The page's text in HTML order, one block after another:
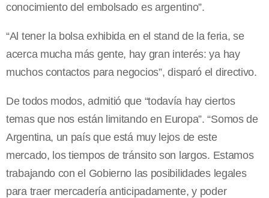
conocimiento del embolsado es argentino”.
“Al tener la bolsa exhibida en el stand de la feria, se
acerca mucha más gente, hay gran interés: ya hay
muchos contactos para negocios”, disparó el directivo.
De todos modos, admitió que “todavía hay ciertos
temas que nos están limitando en Europa”. “Somos de
Argentina, un país que está muy lejos de este
mercado, los tiempos de tránsito son largos. Estamos
trabajando con el Gobierno las posibilidades legales
para traer mercadería anticipadamente, y poder